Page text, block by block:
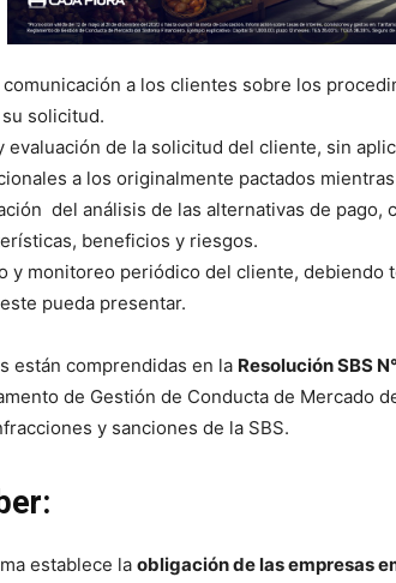
comunicación a los clientes sobre los
solicitud.
evaluación de la solicitud del cliente, sin
a los originalmente pactados
del análisis de las alternativas de pago,
beneficios y riesgos.
y monitoreo periódico del cliente, debiendo
pueda presentar.
están comprendidas en la Resolución SBS
de Gestión de Conducta de Mercado
y sanciones de la SBS.
establece la obligación de las empresas